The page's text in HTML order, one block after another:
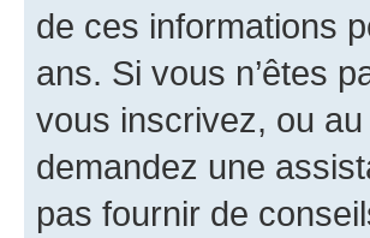
de ces informations
ans. Si vous n’êtes
vous inscrivez, ou
demandez une
pas fournir de